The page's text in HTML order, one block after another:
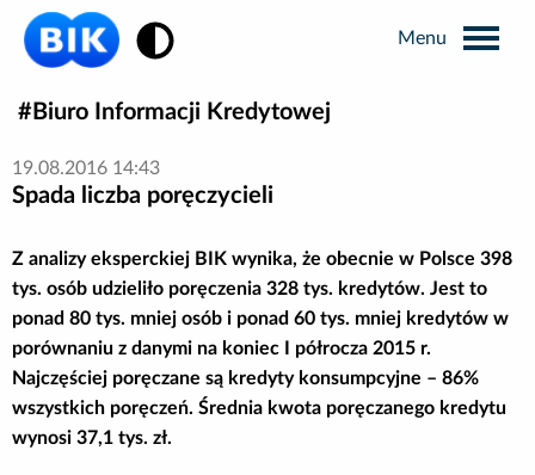
Wyszukiwarka
Informacje prasowe
Analizy rynkowe
Publikacje BIK
Business Intelligence
Biuro Informacji Kredytowej
19.08.2016 14:43
Spada liczba poręczycieli
Z analizy eksperckiej BIK wynika, że obecnie w Polsce 398
tys. osób udzieliło poręczenia 328 tys. kredytów. Jest to
ponad 80 tys. mniej osób i ponad 60 tys. mniej kredytów w
porównaniu z danymi na koniec I półrocza 2015 r.
Najczęściej poręczane są kredyty konsumpcyjne – 86%
wszystkich poręczeń. Średnia kwota poręczanego kredytu
wynosi 37,1 tys. zł.